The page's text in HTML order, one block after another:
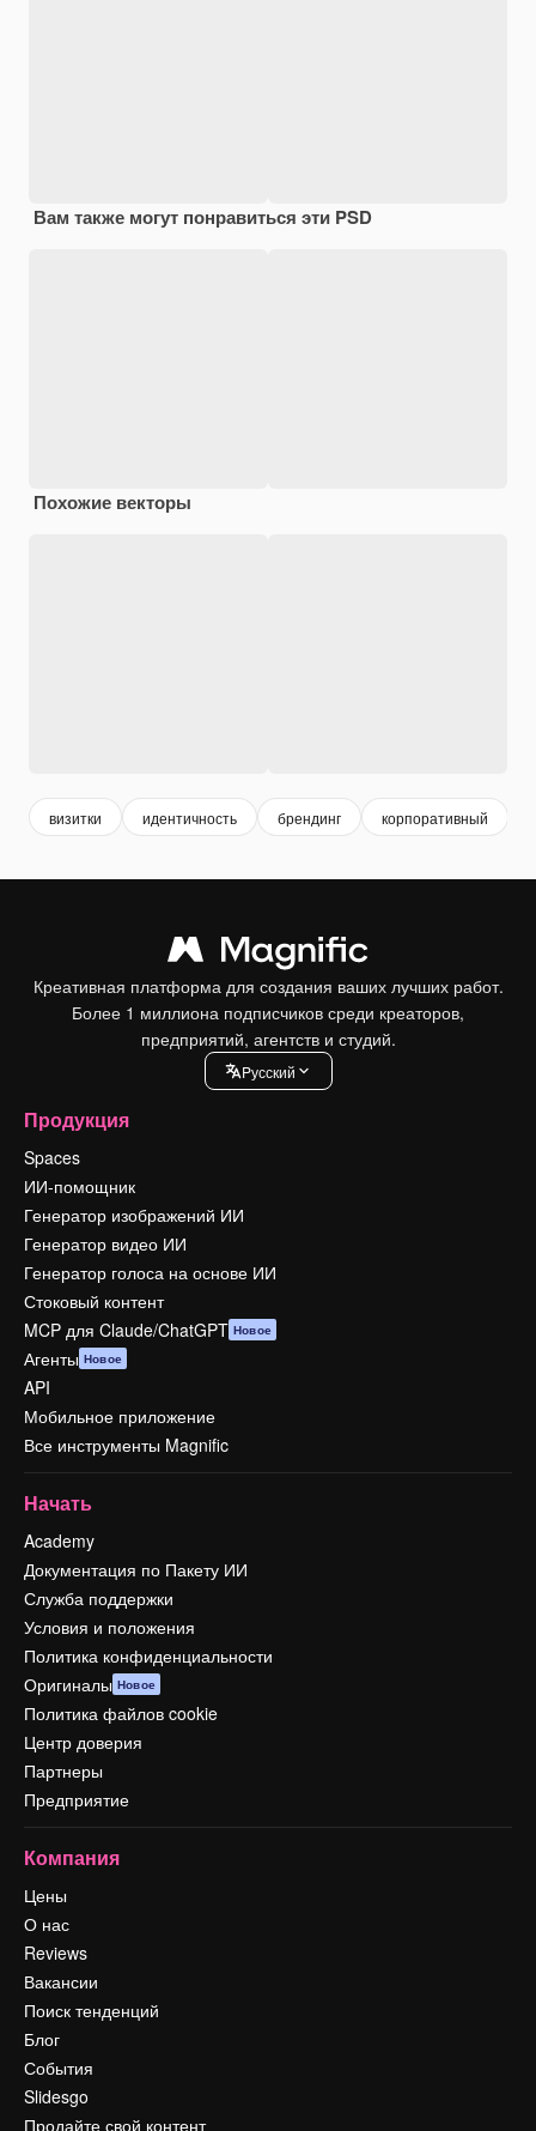
Вам также могут понравиться эти PSD
Похожие векторы
визитки идентичность брендинг корпоративный
Креативная платформа для создания ваших лучших работ.
Более 1 миллиона подписчиков среди креаторов,
предприятий, агентств и студий.
Pусский
Продукция
Spaces
ИИ-помощник
Генератор изображений ИИ
Генератор видео ИИ
Генератор голоса на основе ИИ
Стоковый контент
MCP для Claude/ChatGPT Новое
Агенты Новое
API
Мобильное приложение
Все инструменты Magnific
Начать
Academy
Документация по Пакету ИИ
Служба поддержки
Условия и положения
Политика конфиденциальности
Оригиналы Новое
Политика файлов cookie
Центр доверия
Партнеры
Предприятие
Компания
Цены
О нас
Reviews
Вакансии
Поиск тенденций
Блог
События
Slidesgo
Продайте свой контент